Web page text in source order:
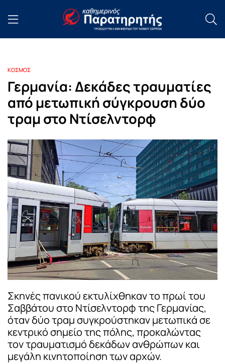
ΚΟΣΜΟΣ
Γερμανία: Δεκάδες τραυματίες
από μετωπική σύγκρουση δύο
τραμ στο Ντίσελντορφ
Σκηνές πανικού εκτυλίχθηκαν το πρωί του
Σαββάτου στο Ντίσελντορφ της Γερμανίας,
όταν δύο τραμ συγκρούστηκαν μετωπικά σε
κεντρικό σημείο της πόλης, προκαλώντας
τον τραυματισμό δεκάδων ανθρώπων και
μεγάλη κινητοποίηση των αρχών.